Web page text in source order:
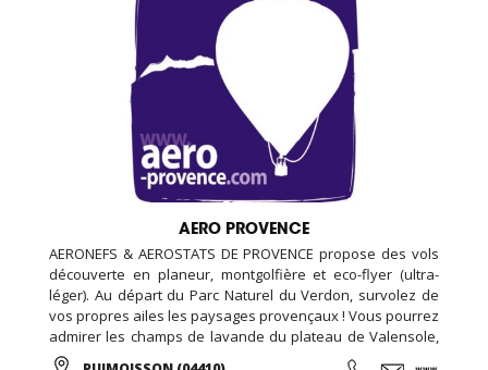
AERO PROVENCE
AERONEFS & AEROSTATS DE PROVENCE propose des vols
découverte en planeur, montgolfière et eco-flyer (ultra-
léger). Au départ du Parc Naturel du Verdon, survolez de
vos propres ailes les paysages provençaux ! Vous pourrez
admirer les champs de lavande du plateau de Valensole,
le lac Sainte-Croix ou les gorges du Verdon tout en